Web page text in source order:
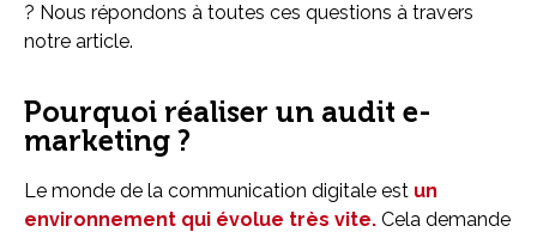
? Nous répondons à toutes ces questions à travers
notre article.
Pourquoi réaliser un audit e-
marketing ?
Le monde de la communication digitale est un
environnement qui évolue très vite. Cela demande